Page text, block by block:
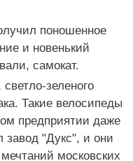
поношенное
и новенький
самокат.
зеленого
Такие велосипеды
предприятии даже
завод "Дукс", и они
московских